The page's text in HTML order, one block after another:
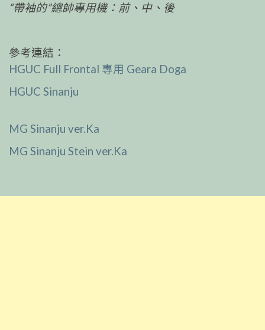
“帶袖的”總帥專用機：前、中、後
參考連結：
HGUC Full Frontal 專用 Geara Doga
HGUC Sinanju
MG Sinanju ver.Ka
MG Sinanju Stein ver.Ka